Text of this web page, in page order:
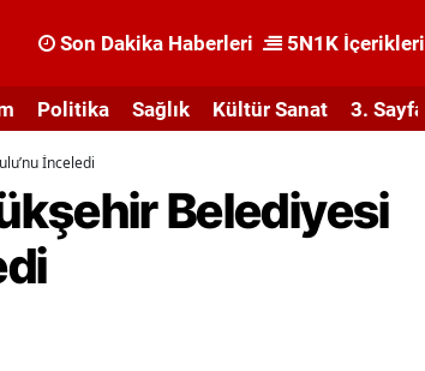
Son Dakika Haberleri 5N1K İçerikleri
Politika Sağlık Kültür Sanat 3. Sayfa
İnceledi
Belediyesi